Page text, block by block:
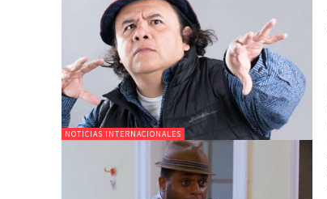
NOTICIAS INTERNACIONALES